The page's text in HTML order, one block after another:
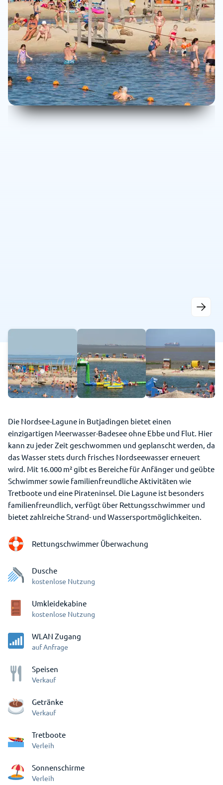
Die Nordsee-Lagune in Butjadingen bietet einen
einzigartigen Meerwasser-Badesee ohne Ebbe und Flut. Hier
kann zu jeder Zeit geschwommen und geplanscht werden, da
das Wasser stets durch frisches Nordseewasser erneuert
wird. Mit 16.000 m² gibt es Bereiche für Anfänger und geübte
Schwimmer sowie familienfreundliche Aktivitäten wie
Tretboote und eine Pirateninsel. Die Lagune ist besonders
familienfreundlich, verfügt über Rettungsschwimmer und
bietet zahlreiche Strand- und Wassersportmöglichkeiten.
Rettungschwimmer Überwachung
Dusche
kostenlose Nutzung
Umkleidekabine
kostenlose Nutzung
WLAN Zugang
auf Anfrage
Speisen
Verkauf
Getränke
Verkauf
Tretboote
Verleih
Sonnenschirme
Verleih